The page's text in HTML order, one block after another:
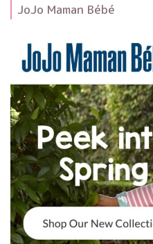
JoJo Maman Bébé